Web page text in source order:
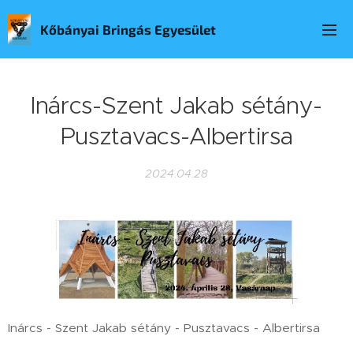
Kőbányai Bringás Egyesület
Inárcs-Szent Jakab sétány-
Pusztavacs-Albertirsa
2024.04.28
Inárcs - Szent Jakab sétány - Pusztavacs - Albertirsa